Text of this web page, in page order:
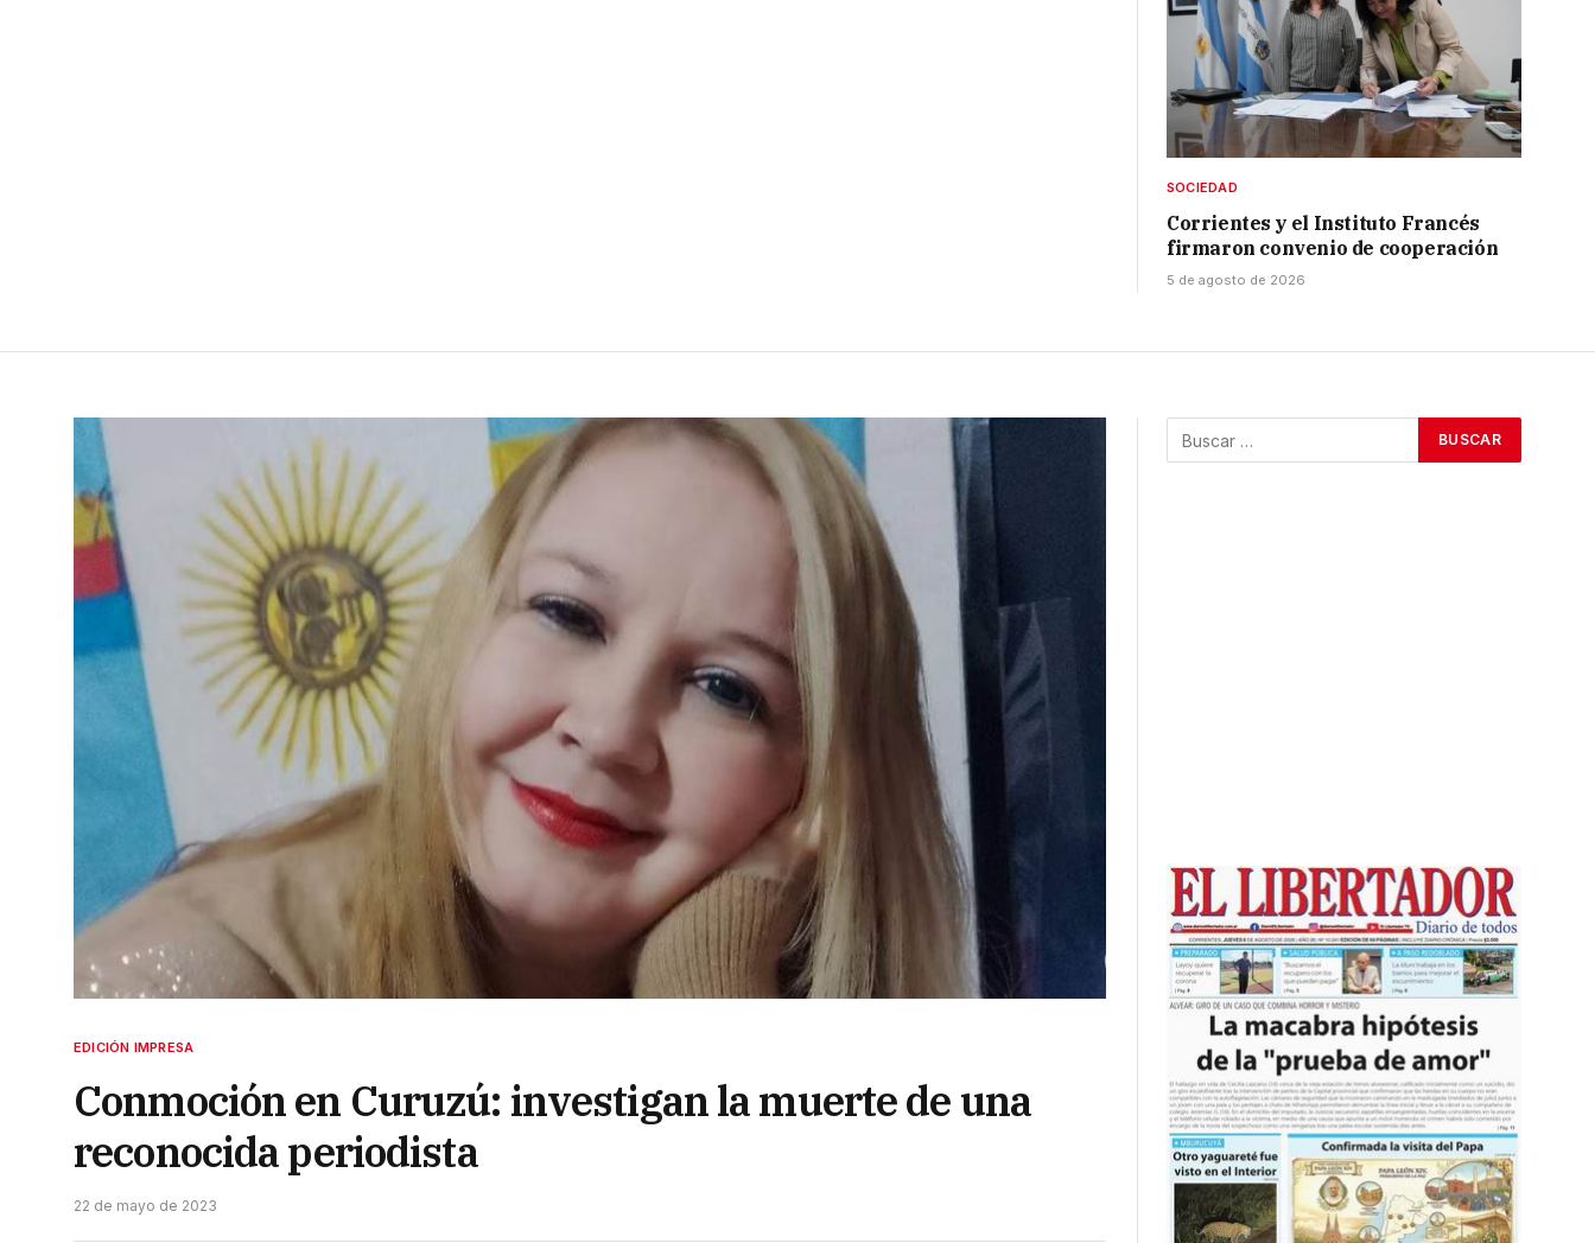
SOCIEDAD
Corrientes y el Instituto Francés
firmaron convenio de cooperación
5 de agosto de 2026
EDICIÓN IMPRESA
Conmoción en Curuzú: investigan la muerte de una
reconocida periodista
22 de mayo de 2023